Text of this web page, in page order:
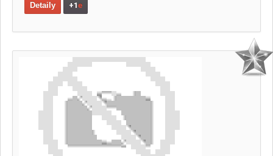
Detaily +1e